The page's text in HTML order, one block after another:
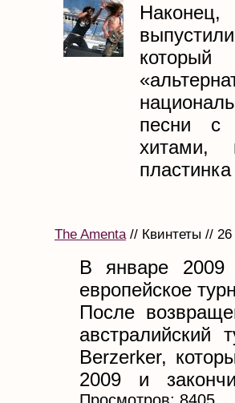
песни с
хитами,
The Amenta// Квинтеты // 26
В январе 2009
европейское
После
австралийский
Berzerker,
2009 и